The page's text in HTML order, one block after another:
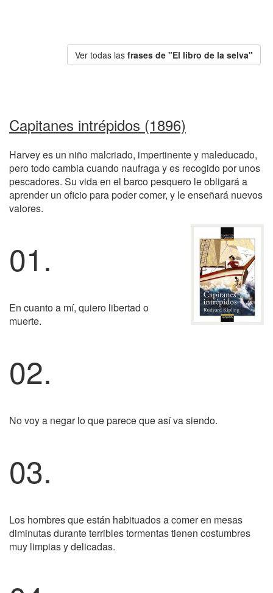
Ver todas las frases de "El libro de la selva"
Capitanes intrépidos (1896)
Harvey es un niño malcriado, impertinente y maleducado,
pero todo cambia cuando naufraga y es recogido por unos
pescadores. Su vida en el barco pesquero le obligará a
aprender un oficio para poder comer, y le enseñará nuevos
valores.
01.
En cuanto a mí, quiero libertad o
muerte.
02.
No voy a negar lo que parece que así va siendo.
03.
Los hombres que están habituados a comer en mesas
diminutas durante terribles tormentas tienen costumbres
muy limpias y delicadas.